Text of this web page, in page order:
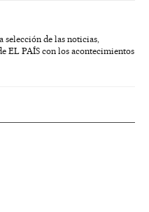
selección de las noticias,
EL PAÍS con los acontecimientos